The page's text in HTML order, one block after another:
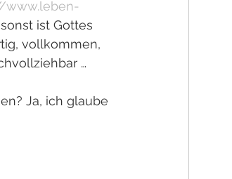
www.leben-
ist Gottes
vollkommen,
…
Ja, ich glaube